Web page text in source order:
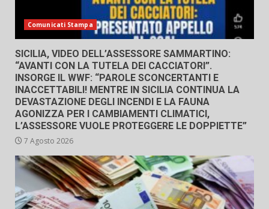
Comunicati Stampa
SICILIA, VIDEO DELL’ASSESSORE SAMMARTINO:
“AVANTI CON LA TUTELA DEI CACCIATORI”.
INSORGE IL WWF: “PAROLE SCONCERTANTI E
INACCETTABILI! MENTRE IN SICILIA CONTINUA LA
DEVASTAZIONE DEGLI INCENDI E LA FAUNA
AGONIZZA PER I CAMBIAMENTI CLIMATICI,
L’ASSESSORE VUOLE PROTEGGERE LE DOPPIETTE”
7 Agosto 2026